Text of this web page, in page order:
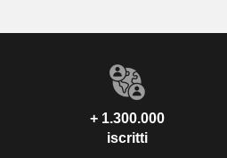
+ 1.300.000
iscritti